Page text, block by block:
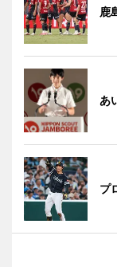
鹿
あ
プ